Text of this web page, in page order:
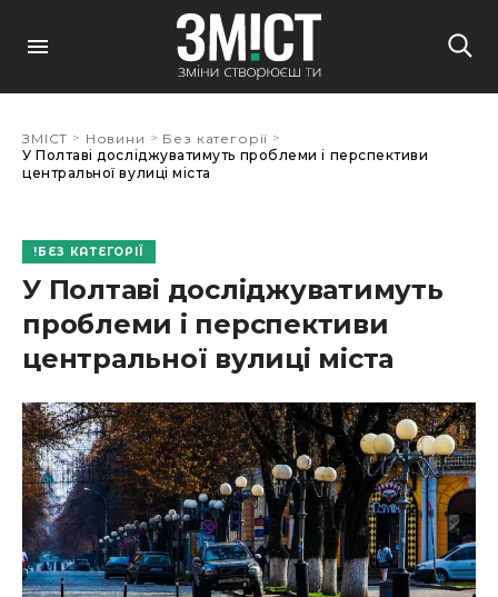
ЗМІСТ > Новини > Без категорії >
У Полтаві досліджуватимуть проблеми і перспективи
центральної вулиці міста
БЕЗ КАТЕГОРІЇ
У Полтаві досліджуватимуть
проблеми і перспективи
центральної вулиці міста